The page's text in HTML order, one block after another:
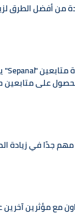
من أفضل الطرق
جدًا في زيادة
مع مؤثرين